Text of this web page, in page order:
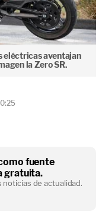
eléctricas aventajan
la Zero SR.
fuente
gratuita.
de actualidad.